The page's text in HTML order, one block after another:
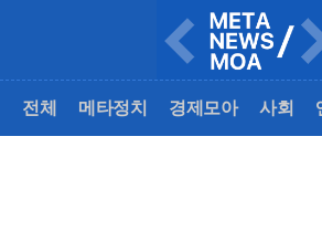
전체 메타정치 경제모아 사회